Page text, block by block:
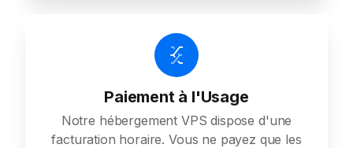
Paiement à l'Usage
Notre hébergement VPS dispose d'une
facturation horaire. Vous ne payez que les